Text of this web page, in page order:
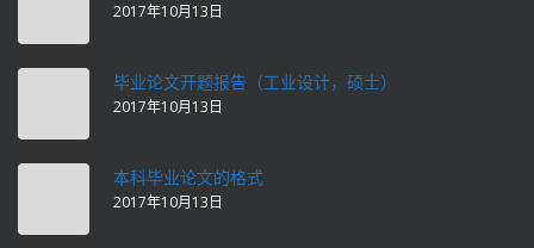
2017年10月13日
毕业论文开题报告（工业设计，硕士）
2017年10月13日
本科毕业论文的格式
2017年10月13日